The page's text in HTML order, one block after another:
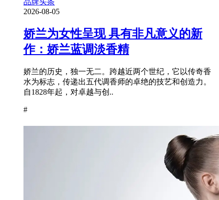
品牌头条
2026-08-05
娇兰为女性呈现 具有非凡意义的新
作：娇兰蓝调淡香精
娇兰的历史，独一无二。跨越近两个世纪，它以传奇香
水为标志，传递出五代调香师的卓绝的技艺和创造力。
自1828年起，对卓越与创..
#